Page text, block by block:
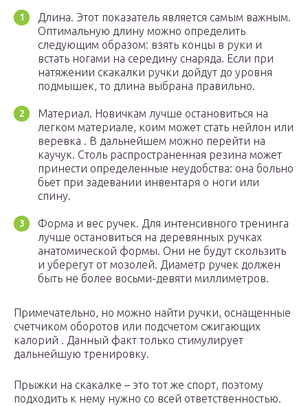
Длина. Этот показатель является самым важным.
Оптимальную длину можно определить
следующим образом: взять концы в руки и
встать ногами на середину снаряда. Если при
натяжении скакалки ручки дойдут до уровня
подмышек, то длина выбрана правильно.
Материал. Новичкам лучше остановиться на
легком материале, коим может стать нейлон или
веревка . В дальнейшем можно перейти на
каучук. Столь распространенная резина может
принести определенные неудобства: она больно
бьет при задевании инвентаря о ноги или
спину.
Форма и вес ручек. Для интенсивного тренинга
лучше остановиться на деревянных ручках
анатомической формы. Они не будут скользить
и уберегут от мозолей. Диаметр ручек должен
быть не более восьми-девяти миллиметров.
Примечательно, но можно найти ручки, оснащенные
счетчиком оборотов или подсчетом сжигающих
калорий . Данный факт только стимулирует
дальнейшую тренировку.
Прыжки на скакалке – это тот же спорт, поэтому
подходить к нему нужно со всей ответственностью.